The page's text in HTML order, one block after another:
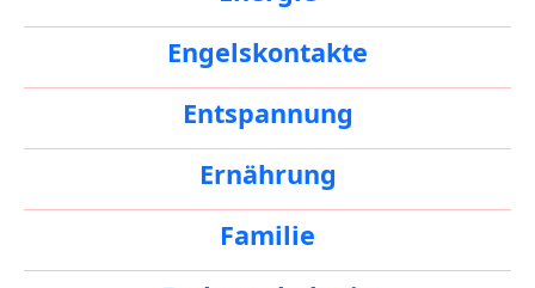
Engelskontakte
Entspannung
Ernährung
Familie